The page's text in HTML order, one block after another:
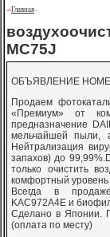
->Главная -
MC75J
ОБЪЯВЛЕНИЕ
Продаем
«Премиум» от
предназначение
мельчайшей пыли,
Нейтрализация
запахов) до
только очистить
комфортный
Всегда в
KAC972A4E и
Сделано в Японии.
(оплата по месту)